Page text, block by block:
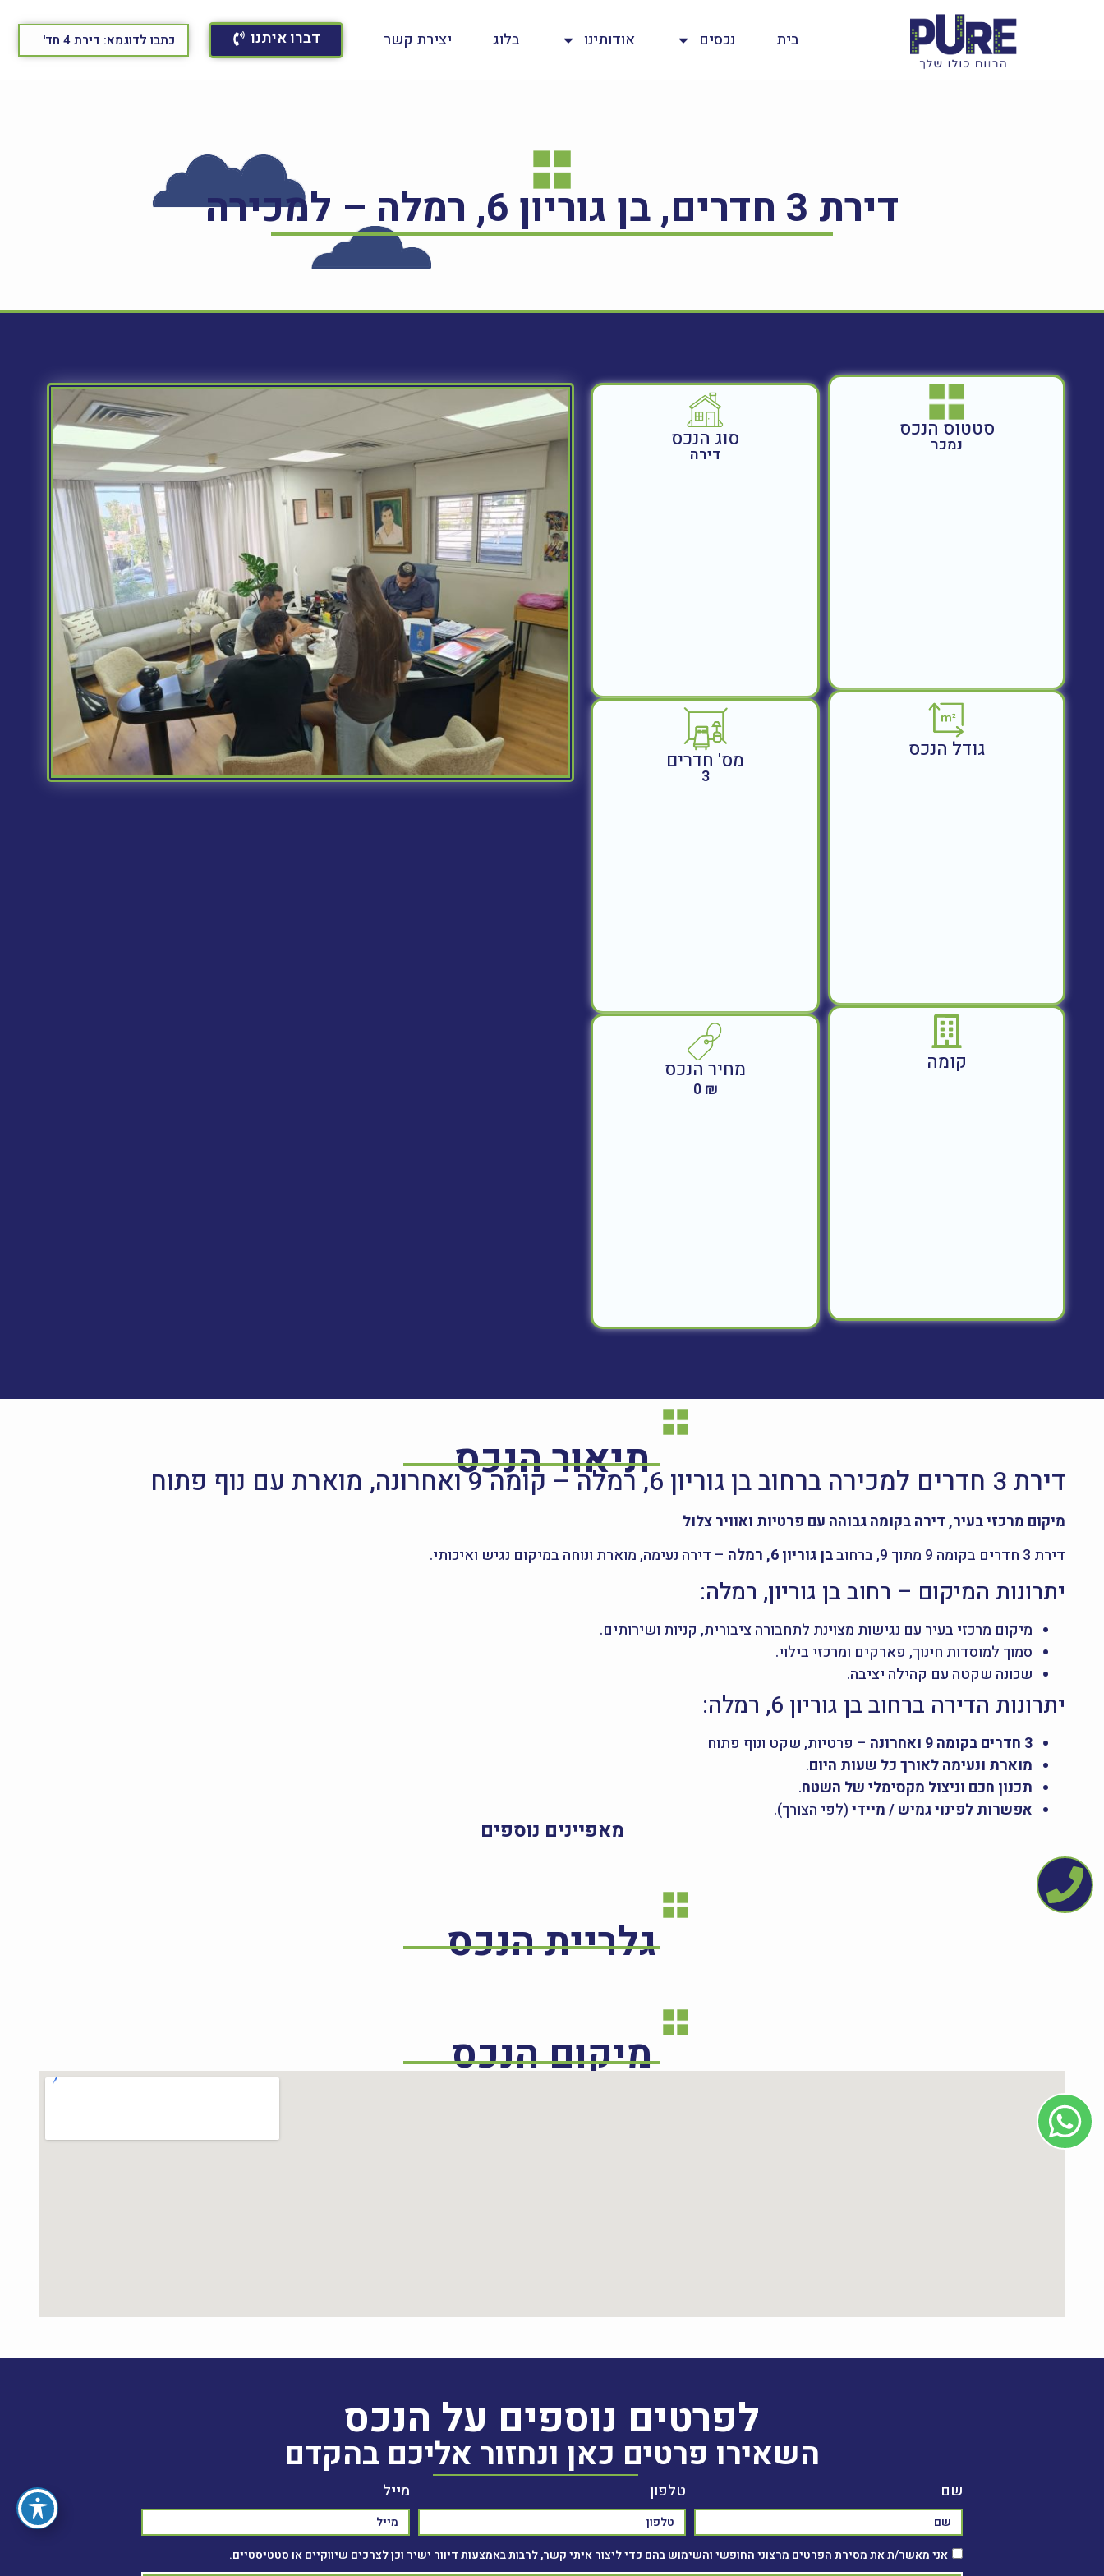
בית נכסים אודותינו בלוג יצירת קשר דברו איתנו
דירת 3 חדרים, בן גוריון 6, רמלה – למכירה
סטטוס הנכס
נמכר
גודל הנכס
קומה
סוג הנכס
דירה
מס' חדרים
3
מחיר הנכס
₪ 0
תיאור הנכס דירת 3 חדרים למכירה ברחוב בן גוריון 6, רמלה – קומה 9 ואחרונה, מוארת עם נוף פתוח
מיקום מרכזי בעיר, דירה בקומה גבוהה עם פרטיות ואוויר צלול
דירת 3 חדרים בקומה 9 מתוך 9, ברחוב
בן גוריון 6, רמלה – דירה נעימה, מוארת ונוחה במיקום נגיש ואיכותי.
יתרונות המיקום – רחוב בן גוריון, רמלה:
מיקום מרכזי בעיר עם נגישות מצוינת לתחבורה ציבורית, קניות ושירותים.
סמוך למוסדות חינוך, פארקים ומרכזי בילוי.
שכונה שקטה עם קהילה יציבה.
יתרונות הדירה ברחוב בן גוריון 6, רמלה:
3 חדרים בקומה 9 ואחרונה
– פרטיות, שקט ונוף פתוח
מוארת ונעימה לאורך כל שעות היום.
תכנון חכם וניצול מקסימלי של השטח.
אפשרות לפינוי גמיש / מיידי(לפי הצורך).
מאפיינים נוספים
גלריית הנכס
מיקום הנכס
לפרטים נוספים על הנכס
השאירו פרטים כאן ונחזור אליכם בהקדם
שם טלפון מייל
אני מאשר/ת את מסירת הפרטים מרצוני החופשי והשימוש בהם כדי ליצור איתי קשר, לרבות באמצעות דיוור ישיר וכן לצרכים שיווקיים או סטטיסטיים.